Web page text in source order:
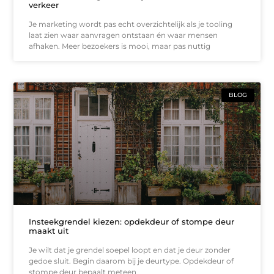
verkeer
Je marketing wordt pas echt overzichtelijk als je tooling
laat zien waar aanvragen ontstaan én waar mensen
afhaken. Meer bezoekers is mooi, maar pas nuttig
BLOG
Insteekgrendel kiezen: opdekdeur of stompe deur
maakt uit
Je wilt dat je grendel soepel loopt en dat je deur zonder
gedoe sluit. Begin daarom bij je deurtype. Opdekdeur of
stompe deur bepaalt meteen